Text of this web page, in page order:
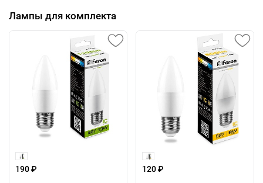
Лампы для комплекта
190 ₽ 120 ₽